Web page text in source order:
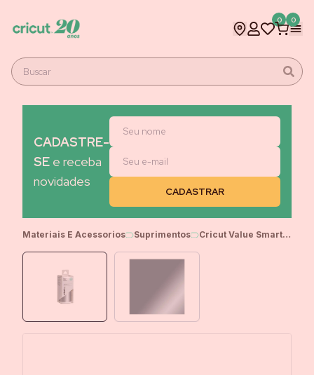
0 0
CADASTRE-
SE e receba
novidades
Materiais E Acessorios Suprimentos Cricut Value Smart Vinil Permanente Inteligente, 14 cm x 3 m, Acabamento brilhante, Prata